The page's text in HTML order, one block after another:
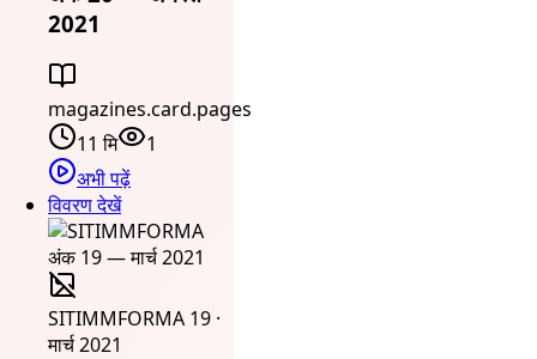
2021
magazines.card.pages
11 मि
1
अभी पढ़ें
विवरण देखें
SITIMMFORMA 19 ·
मार्च 2021